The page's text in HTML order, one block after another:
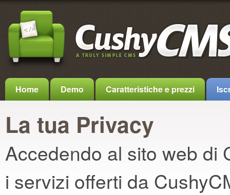
Home Demo Caratteristiche e prezzi
La tua Privacy
Accedendo al sito web di
i servizi offerti da